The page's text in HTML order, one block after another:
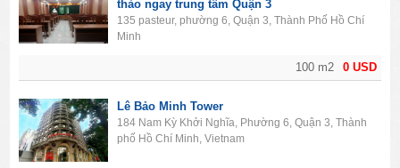
0 USD
100 m2
thảo ngay trung tâm Quận 3
135 pasteur, phường 6, Quận 3, Thành Phố Hồ Chí
Minh
Lê Bảo Minh Tower
184 Nam Kỳ Khởi Nghĩa, Phường 6, Quận 3, Thành
phố Hồ Chí Minh, Vietnam